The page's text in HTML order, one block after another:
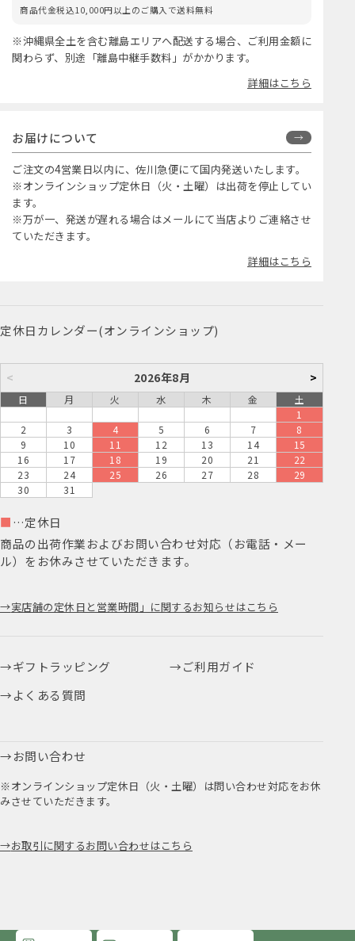
商品代金税込10,000円以上のご購入で送料無料
※沖縄県全土を含む離島エリアへ配送する場合、ご利用金額に
関わらず、別途「離島中継手数料」がかかります。
詳細はこちら
お届けについて
ご注文の4営業日以内に、佐川急便にて国内発送いたします。
※オンラインショップ定休日（火・土曜）は出荷を停止してい
ます。
※万が一、発送が遅れる場合はメールにて当店よりご連絡させ
ていただきます。
詳細はこちら
定休日カレンダー(オンラインショップ)
< 2026年8月 >
日 月 火 水 木 金
土
1
2
3 4 5 6 7
8
9
10 11 12 13 14
15
16
17 18 19 20 21
22
23
24 25 26 27 28
29
30
31
■ …定休日
商品の出荷作業およびお問い合わせ対応（お電話・メー
ル）をお休みさせていただきます。
実店舗の定休日と営業時間」に関するお知らせはこちら
ギフトラッピング
ご利用ガイド
よくある質問
お問い合わせ
※オンラインショップ定休日（火・土曜）は問い合わせ対応をお休
みさせていただきます。
お取引に関するお問い合わせはこちら